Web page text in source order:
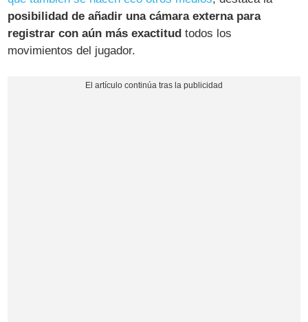
posibilidad de añadir una cámara externa para
registrar con aún más exactitud todos los
movimientos del jugador.